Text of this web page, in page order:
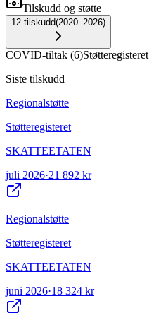
Tilskudd og støtte
12 tilskudd(2020–2026)
COVID-tiltak (6)Støtteregisteret
Siste tilskudd
Regionalstøtte
Støtteregisteret
SKATTEETATEN
juli 2026·21 892 kr
Regionalstøtte
Støtteregisteret
SKATTEETATEN
juni 2026·18 324 kr